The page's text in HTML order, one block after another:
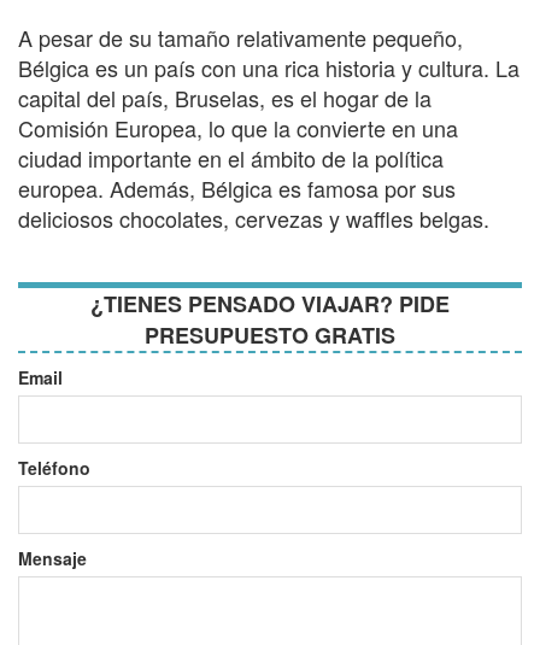
A pesar de su tamaño relativamente pequeño,
Bélgica es un país con una rica historia y cultura. La
capital del país, Bruselas, es el hogar de la
Comisión Europea, lo que la convierte en una
ciudad importante en el ámbito de la política
europea. Además, Bélgica es famosa por sus
deliciosos chocolates, cervezas y waffles belgas.
¿TIENES PENSADO VIAJAR? PIDE
PRESUPUESTO GRATIS
Email
Teléfono
Mensaje